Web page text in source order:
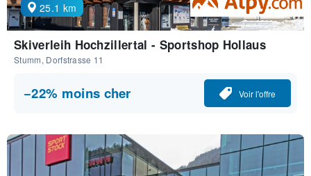
25.1 km
Skiverleih Hochzillertal - Sportshop Hollaus
Stumm, Dorfstrasse 11
−22% moins cher Voir l'offre